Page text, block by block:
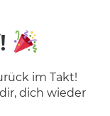
im Takt!
dich wieder